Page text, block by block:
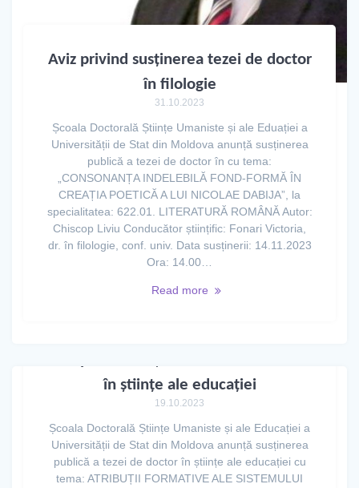
Aviz privind susținerea tezei de doctor
în filologie
31.10.2023
Școala Doctorală Științe Umaniste și ale Eduației a
Universității de Stat din Moldova anunță susținerea
publică a tezei de doctor în cu tema:
„CONSONANȚA INDELEBILĂ FOND-FORMĂ ÎN
CREAȚIA POETICĂ A LUI NICOLAE DABIJA”, la
specialitatea: 622.01. LITERATURĂ ROMÂNĂ Autor:
Chiscop Liviu Conducător științific: Fonari Victoria,
dr. în filologie, conf. univ. Data susținerii: 14.11.2023
Ora: 14.00…
Read more
în științe ale educației
19.10.2023
Școala Doctorală Științe Umaniste și ale Educației a
Universității de Stat din Moldova anunță susținerea
publică a tezei de doctor în științe ale educației cu
tema: ATRIBUȚII FORMATIVE ALE SISTEMULUI